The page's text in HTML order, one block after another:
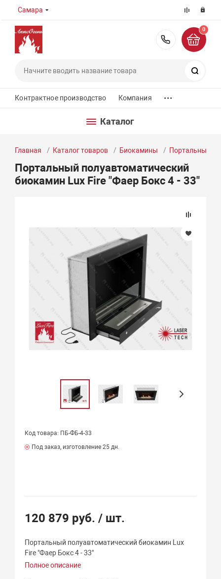
Самара
8 (800)
0
Контрактное производство Компания ...
Каталог
Главная Каталог товаров Биокамины Портальные
Портальный полуавтоматический
биокамин Lux Fire "Фаер Бокс 4 - 33"
Код товара: ПБ-ФБ-4-33
Под заказ, изготовление 25 дн.
120 879 руб./ шт.
Портальный полуавтоматический биокамин Lux
Fire "Фаер Бокс 4 - 33"
Полное описание